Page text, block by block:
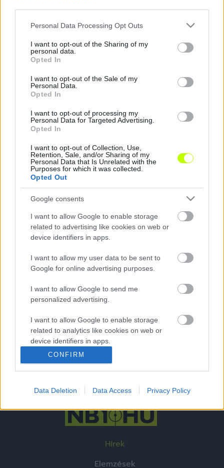
Please note that this website/app uses one or more Google
not limited to your visit or usage behaviour. You may click to
grant or deny consent to Google and its third-party tags to
use your data for below specified purposes in below Google
consent section.
Personal Data Processing Opt Outs
I want to opt-out of the Sharing of my
personal data.
Opted In
I want to opt-out of the Sale of my
Personal Data.
Opted In
I want to opt-out of processing my
Personal Data for Targeted Advertising.
Opted In
I want to opt-out of Collection, Use,
Retention, Sale, and/or Sharing of my
Personal Data that Is Unrelated with the
Purposes for which it was collected.
Opted Out
Google consents
I want to allow Google to enable storage
related to advertising like cookies on web or
device identifiers in apps.
I want to allow my user data to be sent to
Google for online advertising purposes.
I want to allow Google to send me
personalized advertising.
I want to allow Google to enable storage
related to analytics like cookies on web or
device identifiers in apps.
I want to allow Google to enable storage
related to functionality of the website or app.
I want to allow Google to enable storage
I want to allow Google to enable storage
functionality and fraud prevention, and other
CONFIRM
Data Deletion Data Access Privacy Policy
szerint amennyiben Sztevanovic nem fogadná el a
közös megegyezést, akkor a technikai igazgató
segítője könnyű testi sértésért és más egyéb
jogcímen is rendőrségi feljelentést tesz ellene.
UnmuteLoaded
0%
Remaining
0:14
Megosztás:
Hírek
Elemzések